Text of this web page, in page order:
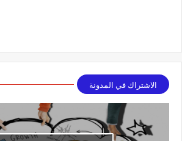
الاشتراك في المدونة